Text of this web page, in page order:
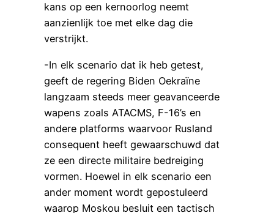
kans op een kernoorlog neemt
aanzienlijk toe met elke dag die
verstrijkt.
-In elk scenario dat ik heb getest,
geeft de regering Biden Oekraïne
langzaam steeds meer geavanceerde
wapens zoals ATACMS, F-16’s en
andere platforms waarvoor Rusland
consequent heeft gewaarschuwd dat
ze een directe militaire bedreiging
vormen. Hoewel in elk scenario een
ander moment wordt gepostuleerd
waarop Moskou besluit een tactisch